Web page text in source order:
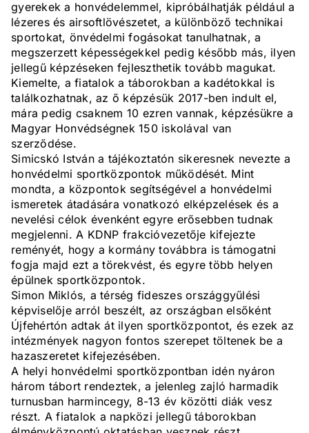
gyerekek a honvédelemmel, kipróbálhatják például a
lézeres és airsoftlövészetet, a különböző technikai
sportokat, önvédelmi fogásokat tanulhatnak, a
megszerzett képességekkel pedig később más, ilyen
jellegű képzéseken fejleszthetik tovább magukat.
Kiemelte, a fiatalok a táborokban a kadétokkal is
találkozhatnak, az ő képzésük 2017-ben indult el,
mára pedig csaknem 10 ezren vannak, képzésükre a
Magyar Honvédségnek 150 iskolával van
szerződése.
Simicskó István a tájékoztatón sikeresnek nevezte a
honvédelmi sportközpontok működését. Mint
mondta, a központok segítségével a honvédelmi
ismeretek átadására vonatkozó elképzelések és a
nevelési célok évenként egyre erősebben tudnak
megjelenni. A KDNP frakcióvezetője kifejezte
reményét, hogy a kormány továbbra is támogatni
fogja majd ezt a törekvést, és egyre több helyen
épülnek sportközpontok.
Simon Miklós, a térség fideszes országgyűlési
képviselője arról beszélt, az országban elsőként
Újfehértón adtak át ilyen sportközpontot, és ezek az
intézmények nagyon fontos szerepet töltenek be a
hazaszeretet kifejezésében.
A helyi honvédelmi sportközpontban idén nyáron
három tábort rendeztek, a jelenleg zajló harmadik
turnusban harmincegy, 8-13 év közötti diák vesz
részt. A fiatalok a napközi jellegű táborokban